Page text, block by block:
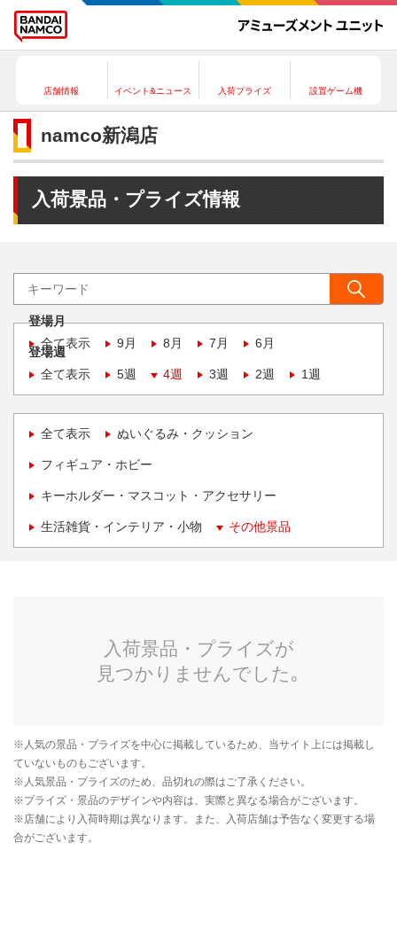
店舗情報 イベント&ニュース 入荷プライズ 設置ゲーム機
namco新潟店
入荷景品・プライズ情報
登場月
全て表示
9月 8月 7月 6月
登場週
全て表示
5週 4週 3週 2週 1週
全て表示 ぬいぐるみ・クッション
フィギュア・ホビー
キーホルダー・マスコット・アクセサリー
生活雑貨・インテリア・小物 その他景品